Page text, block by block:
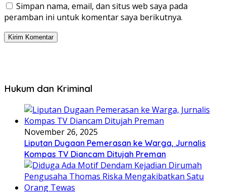
Simpan nama, email, dan situs web saya pada
peramban ini untuk komentar saya berikutnya.
Hukum dan Kriminal
November 26, 2025
Liputan Dugaan Pemerasan ke Warga, Jurnalis
Kompas TV Diancam Ditujah Preman